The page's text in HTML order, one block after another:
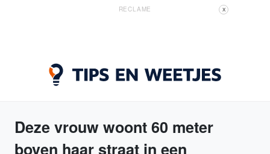
RECLAME X
Deze vrouw woont 60 meter
boven haar straat in een